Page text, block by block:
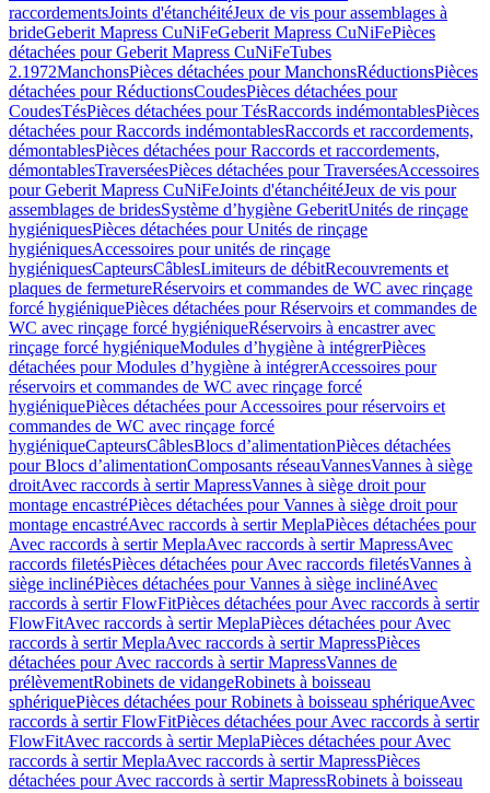
raccordementsJoints d'étanchéitéJeux de vis pour assemblages à
brideGeberit Mapress CuNiFeGeberit Mapress CuNiFePièces
détachées pour Geberit Mapress CuNiFeTubes
2.1972ManchonsPièces détachées pour ManchonsRéductionsPièces
détachées pour RéductionsCoudesPièces détachées pour
CoudesTésPièces détachées pour TésRaccords indémontablesPièces
détachées pour Raccords indémontablesRaccords et raccordements,
démontablesPièces détachées pour Raccords et raccordements,
démontablesTraverséesPièces détachées pour TraverséesAccessoires
pour Geberit Mapress CuNiFeJoints d'étanchéitéJeux de vis pour
assemblages de bridesSystème d’hygiène GeberitUnités de rinçage
hygiéniquesPièces détachées pour Unités de rinçage
hygiéniquesAccessoires pour unités de rinçage
hygiéniquesCapteursCâblesLimiteurs de débitRecouvrements et
plaques de fermetureRéservoirs et commandes de WC avec rinçage
forcé hygiéniquePièces détachées pour Réservoirs et commandes de
WC avec rinçage forcé hygiéniqueRéservoirs à encastrer avec
rinçage forcé hygiéniqueModules d’hygiène à intégrerPièces
détachées pour Modules d’hygiène à intégrerAccessoires pour
réservoirs et commandes de WC avec rinçage forcé
hygiéniquePièces détachées pour Accessoires pour réservoirs et
commandes de WC avec rinçage forcé
hygiéniqueCapteursCâblesBlocs d’alimentationPièces détachées
pour Blocs d’alimentationComposants réseauVannesVannes à siège
droitAvec raccords à sertir MapressVannes à siège droit pour
montage encastréPièces détachées pour Vannes à siège droit pour
montage encastréAvec raccords à sertir MeplaPièces détachées pour
Avec raccords à sertir MeplaAvec raccords à sertir MapressAvec
raccords filetésPièces détachées pour Avec raccords filetésVannes à
siège inclinéPièces détachées pour Vannes à siège inclinéAvec
raccords à sertir FlowFitPièces détachées pour Avec raccords à sertir
FlowFitAvec raccords à sertir MeplaPièces détachées pour Avec
raccords à sertir MeplaAvec raccords à sertir MapressPièces
détachées pour Avec raccords à sertir MapressVannes de
prélèvementRobinets de vidangeRobinets à boisseau
sphériquePièces détachées pour Robinets à boisseau sphériqueAvec
raccords à sertir FlowFitPièces détachées pour Avec raccords à sertir
FlowFitAvec raccords à sertir MeplaPièces détachées pour Avec
raccords à sertir MeplaAvec raccords à sertir MapressPièces
détachées pour Avec raccords à sertir MapressRobinets à boisseau